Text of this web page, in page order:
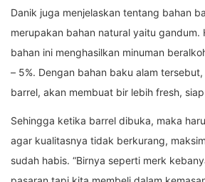
Danik juga menjelaskan tentang bahan
merupakan bahan natural yaitu gandum.
bahan ini menghasilkan minuman
– 5%. Dengan bahan baku alam
barrel, akan membuat bir lebih fresh,
Sehingga ketika barrel dibuka, maka
agar kualitasnya tidak berkurang,
sudah habis. “Birnya seperti merk